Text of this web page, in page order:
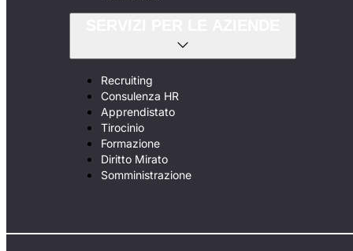
Recruiting
Consulenza HR
Apprendistato
Tirocinio
Formazione
Diritto Mirato
Somministrazione